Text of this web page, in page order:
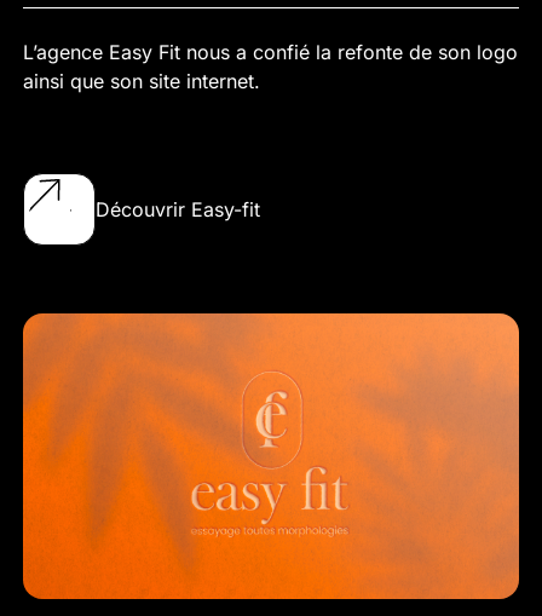
L’agence Easy Fit nous a confié la refonte de son logo
ainsi que son site internet.
Découvrir Easy-fit